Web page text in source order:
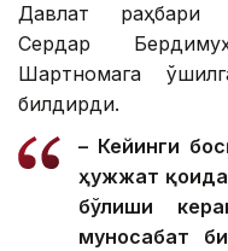
Давлат раҳбари
Сердар
Шартномага
билдирди.
– Кейинги
ҳужжат
бўлиши
муносабат